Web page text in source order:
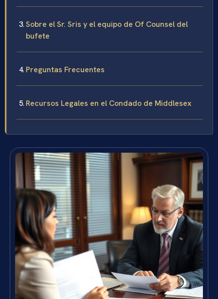
Sobre el Sr. Sris y el equipo de Of Counsel del
bufete
Preguntas Frecuentes
Recursos Legales en el Condado de Middlesex